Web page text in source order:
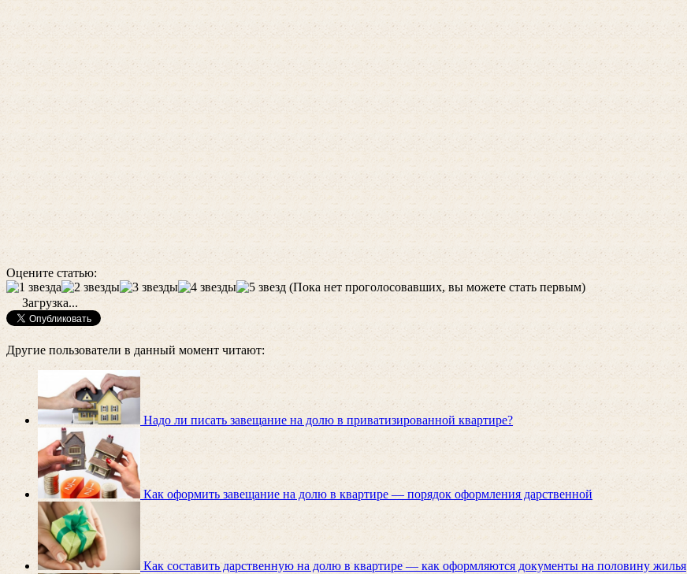
Оцените статью:
(Пока нет проголосовавших, вы можете стать первым)
Загрузка...
Другие пользователи в данный момент читают:
Надо ли писать завещание на долю в приватизированной квартире?
Как оформить завещание на долю в квартире — порядок оформления дарственной
Как составить дарственную на долю в квартире — как оформляются документы на половину жилья